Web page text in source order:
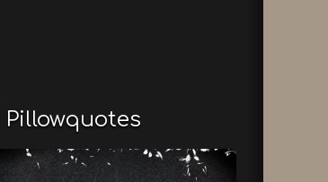
Pillowquotes